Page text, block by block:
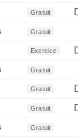
Gratuit
Gratuit
Exercice
Gratuit
Gratuit
Gratuit
Gratuit